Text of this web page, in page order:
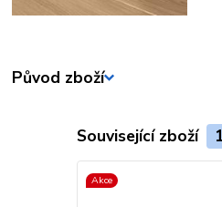
Původ zboží
Související zboží
Akce